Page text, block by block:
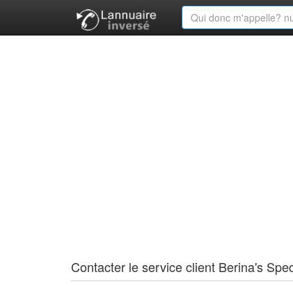
Contacter le service client Berina's